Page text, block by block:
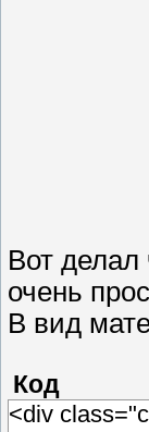
Вот делал
очень
В вид
Код
<div